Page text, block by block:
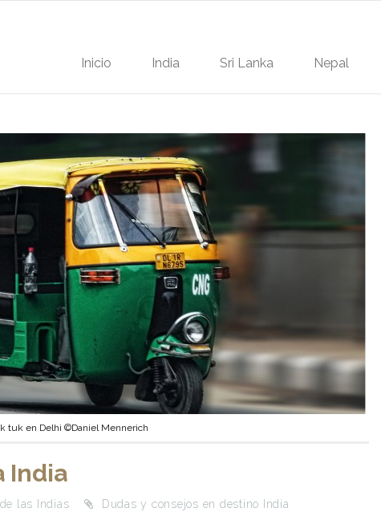
Inicio India Sri Lanka Nepal
tuk en Delhi ©Daniel Mennerich
India
las Indias Dudas y consejos en destino India